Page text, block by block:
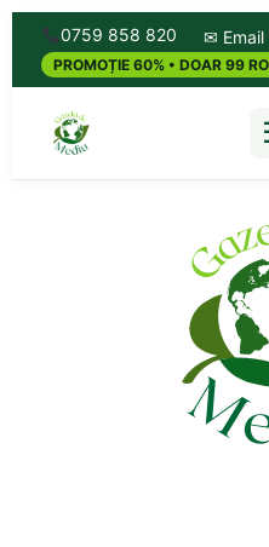
0759 858 820 ✉ Email
PROMOȚIE 60% • DOAR 99